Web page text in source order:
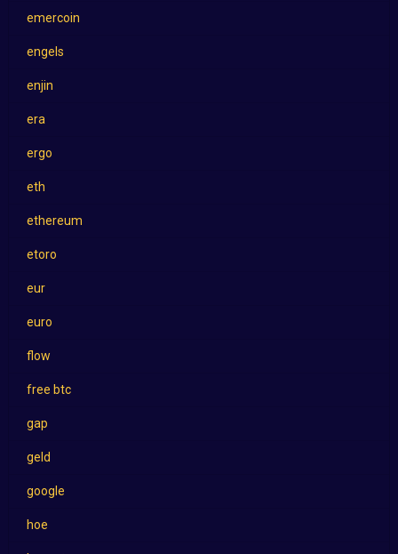
emercoin
engels
enjin
era
ergo
eth
ethereum
etoro
eur
euro
flow
free btc
gap
geld
google
hoe